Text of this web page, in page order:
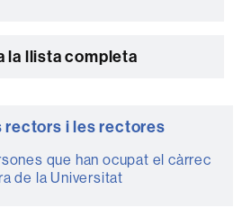
la llista completa
rectors i les rectores
que han ocupat el càrrec
de la Universitat